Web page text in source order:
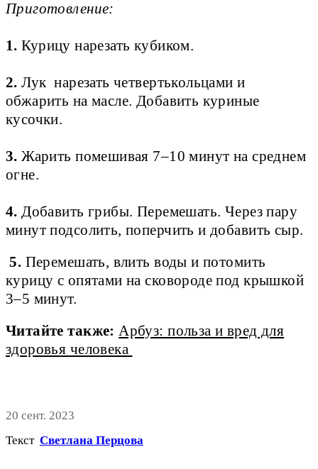
Приготовление:
1. Курицу нарезать кубиком.
2.Лук нарезать четвертькольцами и
обжарить на масле. Добавить куриные
кусочки.
3.Жарить помешивая 7–10 минут на среднем
огне.
4. Добавить грибы. Перемешать. Через пару
минут подсолить, поперчить и добавить сыр.
5. Перемешать, влить воды и потомить
курицу с опятами на сковороде под крышкой
3–5 минут.
Читайте также: Арбуз: польза и вред для
здоровья человека
20 сент. 2023
Текст Светлана Перцова